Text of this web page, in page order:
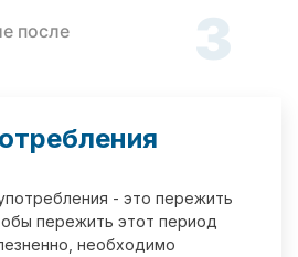
после
3
- это пережить
пережить этот период
необходимо